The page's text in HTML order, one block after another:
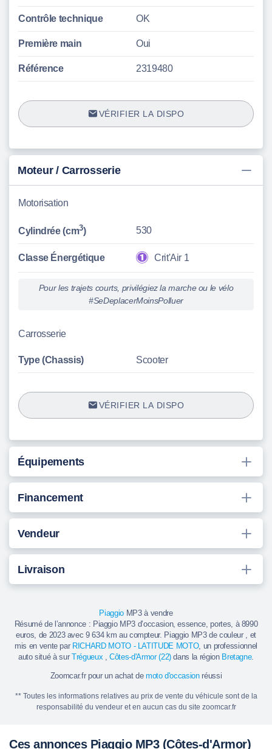
Contrôle technique OK
Première main Oui
Référence 2319480
VÉRIFIER LA DISPO
Moteur / Carrosserie
Motorisation
Cylindrée (cm3) 530
Classe Énergétique Crit'Air 1
Pour les trajets courts, privilégiez la marche ou le vélo
#SeDeplacerMoinsPolluer
Carrosserie
Type (Chassis) Scooter
VÉRIFIER LA DISPO
Équipements
Financement
Vendeur
Livraison
Piaggio MP3 à vendre
Résumé de l’annonce : Piaggio MP3 d’occasion, essence, portes, à 8990
euros, de 2023 avec 9 634 km au compteur. Piaggio MP3 de couleur , et
mis en vente par RICHARD MOTO - LATITUDE MOTO, un professionnel
auto situé à sur Trégueux ,Côtes-d'Armor (22)dans la région Bretagne.
Zoomcar.fr pour un achat de moto d'occasionréussi
** Toutes les informations relatives au prix de vente du véhicule sont de la
responsabilité du vendeur et en aucun cas du site zoomcar.fr
Ces annonces Piaggio MP3 (Côtes-d'Armor)